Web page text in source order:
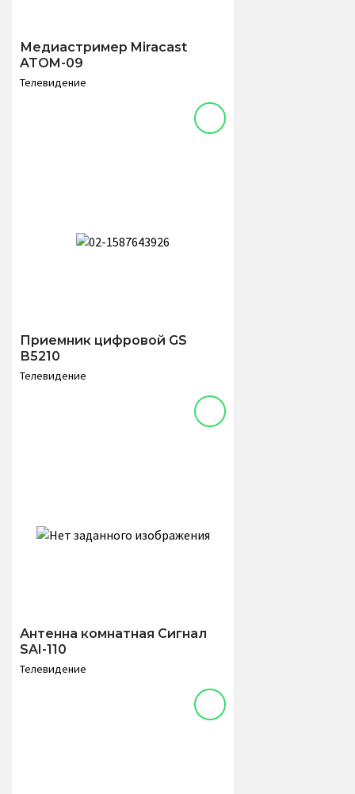
Медиастример Miracast
ATOM-09
Телевидение
Приемник цифровой GS
В5210
Телевидение
Антенна комнатная Сигнал
SAI-110
Телевидение